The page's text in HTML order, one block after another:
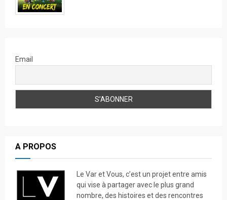
Email
A PROPOS
Le Var et Vous, c’est un projet entre amis
qui vise à partager avec le plus grand
nombre, des histoires et des rencontres